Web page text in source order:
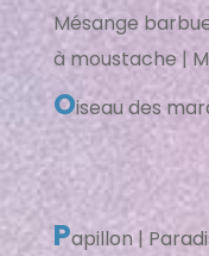
Mésange
à moustache |
Oiseau des
Papillon |